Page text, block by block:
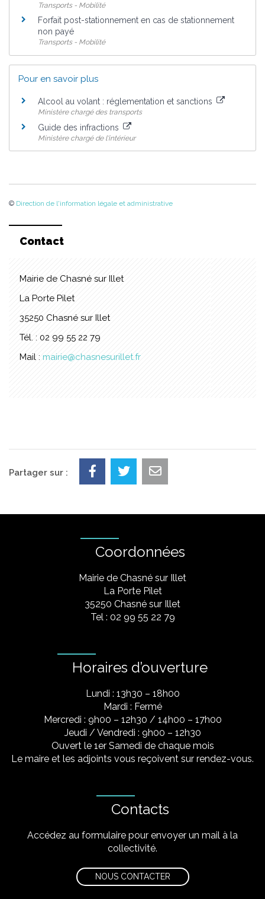
Transports - Mobilité
Forfait post-stationnement en cas de stationnement
non payé
Transports - Mobilité
Pour en savoir plus
Alcool au volant : réglementation et sanctions
Ministère chargé des transports
Guide des infractions
Ministère chargé de l'intérieur
© Direction de l'information légale et administrative
Contact
Mairie de Chasné sur Illet
La Porte Pilet
35250 Chasné sur Illet
Tél. : 02 99 55 22 79
Mail : mairie@chasnesurillet.fr
Partager sur :
Coordonnées
Mairie de Chasné sur Illet
La Porte Pilet
35250 Chasné sur Illet
Tel : 02 99 55 22 79
Horaires d’ouverture
Lundi : 13h30 – 18h00
Mardi : Fermé
Mercredi : 9h00 – 12h30 / 14h00 – 17h00
Jeudi / Vendredi : 9h00 – 12h30
Ouvert le 1er Samedi de chaque mois
Le maire et les adjoints vous reçoivent sur rendez-vous.
Contacts
Accédez au formulaire pour envoyer un mail à la
collectivité.
NOUS CONTACTER